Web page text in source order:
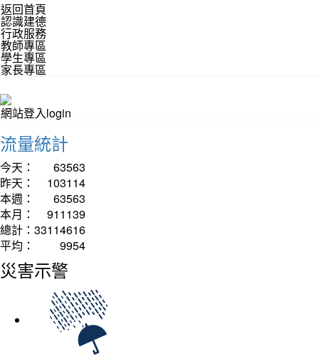
返回首頁
認識建德
行政服務
教師專區
學生專區
家長專區
網站登入login
流量統計
今天：
63563
昨天：
103114
本週：
63563
本月：
911139
總計： 33114616
平均：
9954
災害示警